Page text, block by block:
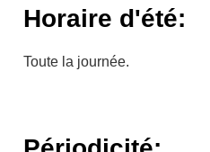
Horaire d'été:
Toute la journée.